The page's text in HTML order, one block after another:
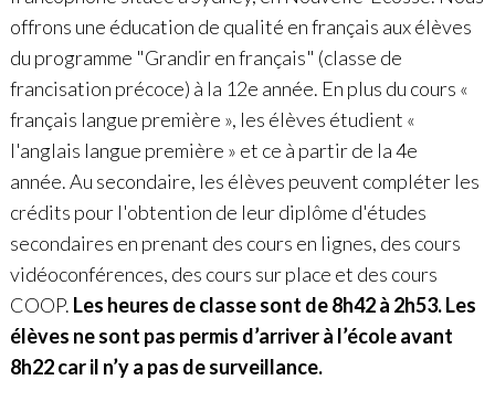
offrons une éducation de qualité en français aux élèves
du programme "Grandir en français" (classe de
francisation précoce) à la 12e année. En plus du cours «
français langue première », les élèves étudient «
l'anglais langue première » et ce à partir de la 4e
année.Au secondaire, les élèves peuvent compléter les
crédits pour l'obtention de leur diplôme d'études
secondaires en prenant des cours en lignes, des cours
vidéoconférences, des cours sur place et des cours
COOP. Les heures de classe sont de 8h42 à 2h53. Les
élèves ne sont pas permis d’arriver à l’école avant
8h22 car il n’y a pas de surveillance.